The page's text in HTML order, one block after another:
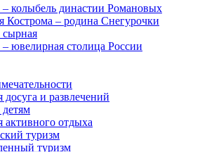
– колыбель династии Романовых
Кострома – родина Снегурочки
сырная
ювелирная столица России
досуга и развлечений
активного отдыха
туризм
туризм